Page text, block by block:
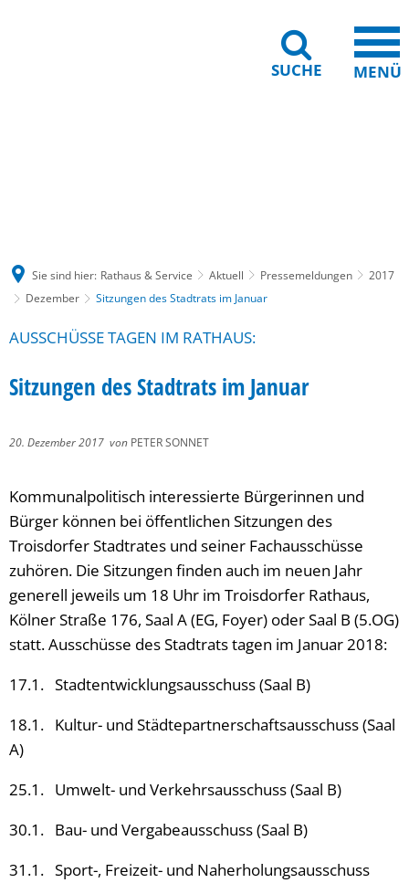
SUCHE MENÜ
Sie sind hier: Rathaus & Service Aktuell Pressemeldungen
2017
Dezember
Sitzungen des Stadtrats im Januar
AUSSCHÜSSE TAGEN IM RATHAUS:
Sitzungen des Stadtrats im Januar
20. Dezember 2017 von PETER SONNET
Kommunalpolitisch interessierte Bürgerinnen und
Bürger können bei öffentlichen Sitzungen des
Troisdorfer Stadtrates und seiner Fachausschüsse
zuhören. Die Sitzungen finden auch im neuen Jahr
generell jeweils um 18 Uhr im Troisdorfer Rathaus,
Kölner Straße 176, Saal A (EG, Foyer) oder Saal B (5.OG)
statt. Ausschüsse des Stadtrats tagen im Januar 2018:
17.1. Stadtentwicklungsausschuss (Saal B)
18.1. Kultur- und Städtepartnerschaftsausschuss (Saal
A)
25.1. Umwelt- und Verkehrsausschuss (Saal B)
30.1. Bau- und Vergabeausschuss (Saal B)
31.1. Sport-, Freizeit- und Naherholungsausschuss